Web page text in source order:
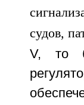
V, то